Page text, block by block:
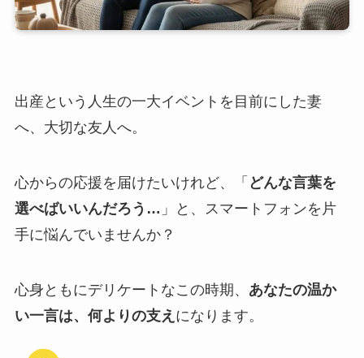
出産という人生の一大イベントを目前にした妻
へ、大切な友人へ。
心からの応援を届けたいけれど、「 どんな言葉を
選べばいいんだろう… 」と、スマートフォンを片
手に悩んでいませんか？
心身ともにデリケートなこの時期、 あなたの温か
い一言は、何よりの支え になります。